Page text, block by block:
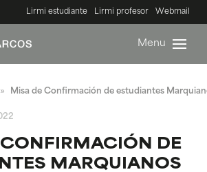
Lirmi estudiante Lirmi profesor Webmail
Menu
» Misa de Confirmación de estudiantes
CONFIRMACIÓN DE
MARQUIANOS